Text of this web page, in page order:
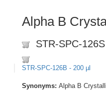
Alpha B
STR-SPC-126S
STR-SPC-126B - 200 µl
Synonyms: Alpha B